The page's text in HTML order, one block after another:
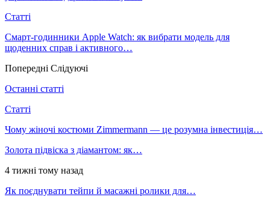
Статті
Смарт-годинники Apple Watch: як вибрати модель для
щоденних справ і активного…
Попередні Слідуючі
Останні статті
Статті
Чому жіночі костюми Zimmermann — це розумна інвестиція…
Золота підвіска з діамантом: як…
4 тижні тому назад
Як поєднувати тейпи й масажні ролики для…